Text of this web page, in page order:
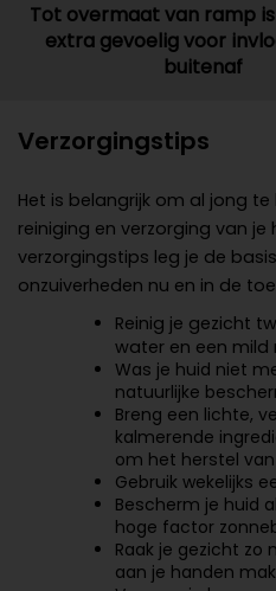
Tot overmaat van ramp
extra gevoelig voor
buitenaf
Verzorgingstips
Het is belangrijk om al jong
reiniging en verzorging van
verzorgingstips leg je de
onzuiverheden nu en in de
Reinig je gezicht
water en een mild
Was je huid niet
natuurlijke
Breng een lichte,
kalmerende
om het herstel
Gebruik wekelijks
Bescherm je huid
hoge factor
Raak je gezicht zo
aan je handen